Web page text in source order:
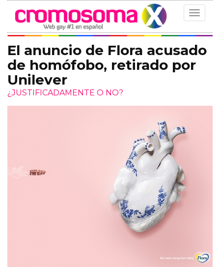
Toggle
El anuncio de Flora acusado
de homófobo, retirado por
Unilever
¿JUSTIFICADAMENTE O NO?